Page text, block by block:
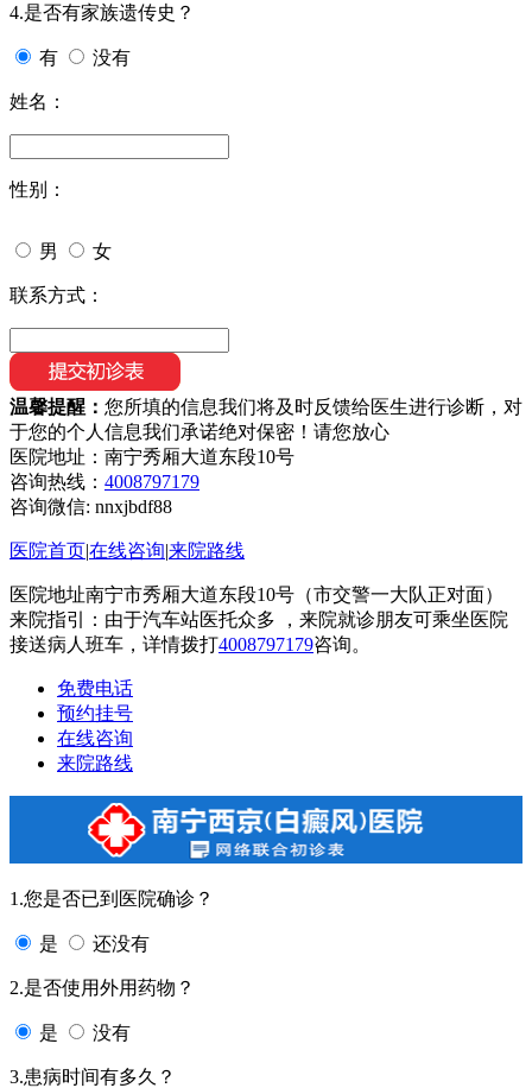
4.是否有家族遗传史？
有 没有
姓名：
性别：
男 女
联系方式：
温馨提醒： 您所填的信息我们将及时反馈给医生进行诊断，对
于您的个人信息我们承诺绝对保密！请您放心
医院地址：南宁秀厢大道东段10号
咨询热线： 4008797179
咨询微信: nnxjbdf88
医院首页|在线咨询|来院路线
医院地址南宁市秀厢大道东段10号（市交警一大队正对面）
来院指引：由于汽车站医托众多 ，来院就诊朋友可乘坐医院
接送病人班车，详情拨打4008797179咨询。
免费电话
预约挂号
在线咨询
来院路线
1.您是否已到医院确诊？
是 还没有
2.是否使用外用药物？
是 没有
3.患病时间有多久？